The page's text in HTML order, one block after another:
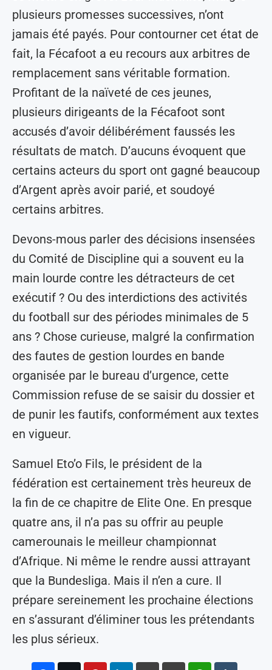
plusieurs promesses successives, n’ont
jamais été payés. Pour contourner cet état de
fait, la Fécafoot a eu recours aux arbitres de
remplacement sans véritable formation.
Profitant de la naïveté de ces jeunes,
plusieurs dirigeants de la Fécafoot sont
accusés d’avoir délibérément faussés les
résultats de match. D’aucuns évoquent que
certains acteurs du sport ont gagné beaucoup
d’Argent après avoir parié, et soudoyé
certains arbitres.
Devons-mous parler des décisions insensées
du Comité de Discipline qui a souvent eu la
main lourde contre les détracteurs de cet
exécutif ? Ou des interdictions des activités
du football sur des périodes minimales de 5
ans ? Chose curieuse, malgré la confirmation
des fautes de gestion lourdes en bande
organisée par le bureau d’urgence, cette
Commission refuse de se saisir du dossier et
de punir les fautifs, conformément aux textes
en vigueur.
Samuel Eto’o Fils, le président de la
fédération est certainement très heureux de
la fin de ce chapitre de Elite One. En presque
quatre ans, il n’a pas su offrir au peuple
camerounais le meilleur championnat
d’Afrique. Ni même le rendre aussi attrayant
que la Bundesliga. Mais il n’en a cure. Il
prépare sereinement les prochaine élections
en s’assurant d’éliminer tous les prétendants
les plus sérieux.